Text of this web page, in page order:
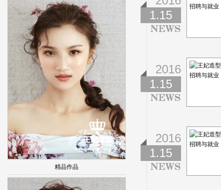
精品作品
1.15
2016
1.15
2016
1.15